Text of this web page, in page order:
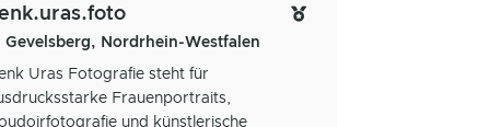
Gevelsberg, Nordrhein-Westfalen
Uras Fotografie steht für
Frauenportraits,
und künstlerische